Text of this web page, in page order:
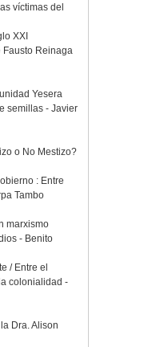
víctimas del
XXI
Fausto Reinaga
Yesera
semillas - Javier
o No Mestizo?
: Entre
Tambo
marxismo
- Benito
/ Entre el
colonialidad -
Dra. Alison